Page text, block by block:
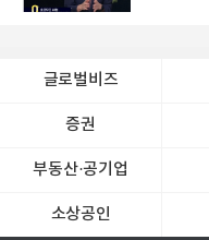
글로벌비즈
증권
부동산·공기업
소상공인